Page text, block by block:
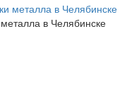
в Челябинске